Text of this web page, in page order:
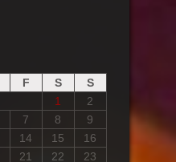
F S
S
1
2
7 8
9
14 15
16
21 22
23